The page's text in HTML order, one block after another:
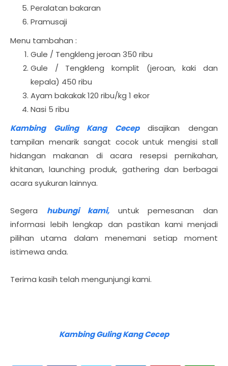
Peralatan bakaran
Pramusaji
Menu tambahan :
Gule / Tengkleng jeroan 350 ribu
Gule / Tengkleng komplit (jeroan, kaki dan
kepala) 450 ribu
Ayam bakakak 120 ribu/kg 1 ekor
Nasi 5 ribu
Kambing Guling Kang Cecepdisajikan dengan
tampilan menarik sangat cocok untuk mengisi stall
hidangan makanan di acara resepsi pernikahan,
khitanan, launching produk, gathering dan berbagai
acara syukuran lainnya.
Segera hubungi kami, untuk pemesanan dan
informasi lebih lengkap dan pastikan kami menjadi
pilihan utama dalam menemani setiap moment
istimewa anda.
Terima kasih telah mengunjungi kami.
Kambing Guling Kang Cecep